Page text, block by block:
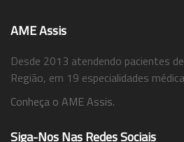
AME Assis
Desde 2013 atendendo pacientes
Região, em 19 especialidades
Conheça o AME Assis.
Siga-Nos Nas Redes Sociais